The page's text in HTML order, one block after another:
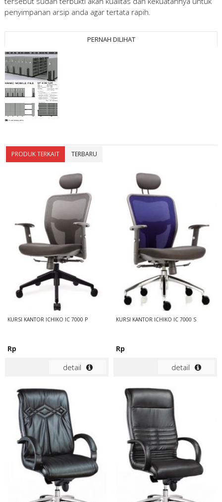
penyimpanan arsip anda agar tertata rapih.
PERNAH DILIHAT
PRODUK TERKAIT TERBARU
KURSI KANTOR ICHIKO IC 7000 P
Rp
detail
KURSI KANTOR ICHIKO IC 7000 S
Rp
detail